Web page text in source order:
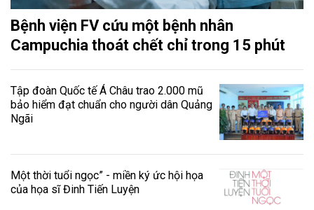
Bệnh viện FV cứu một bệnh nhân
Campuchia thoát chết chỉ trong 15 phút
Tập đoàn Quốc tế Á Châu trao 2.000 mũ
bảo hiểm đạt chuẩn cho người dân Quảng
Ngãi
Một thời tuổi ngọc” - miền ký ức hội họa
của họa sĩ Đinh Tiến Luyện